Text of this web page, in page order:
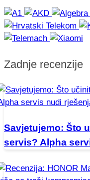
Zadnje recenzije
Savjetujemo: Što
servis? Alpha